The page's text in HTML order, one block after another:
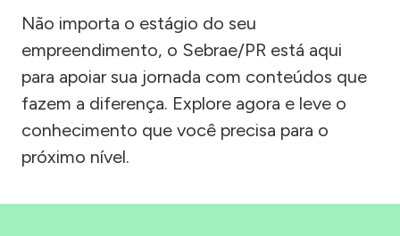
Não importa o estágio do seu
empreendimento, o Sebrae/PR está aqui
para apoiar sua jornada com conteúdos que
fazem a diferença. Explore agora e leve o
conhecimento que você precisa para o
próximo nível.